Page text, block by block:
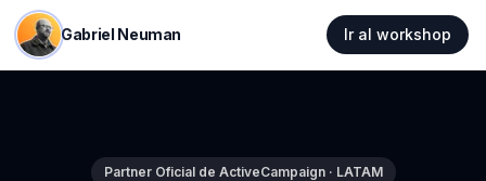
Gabriel Neuman Ir al workshop
Partner Oficial de ActiveCampaign · LATAM